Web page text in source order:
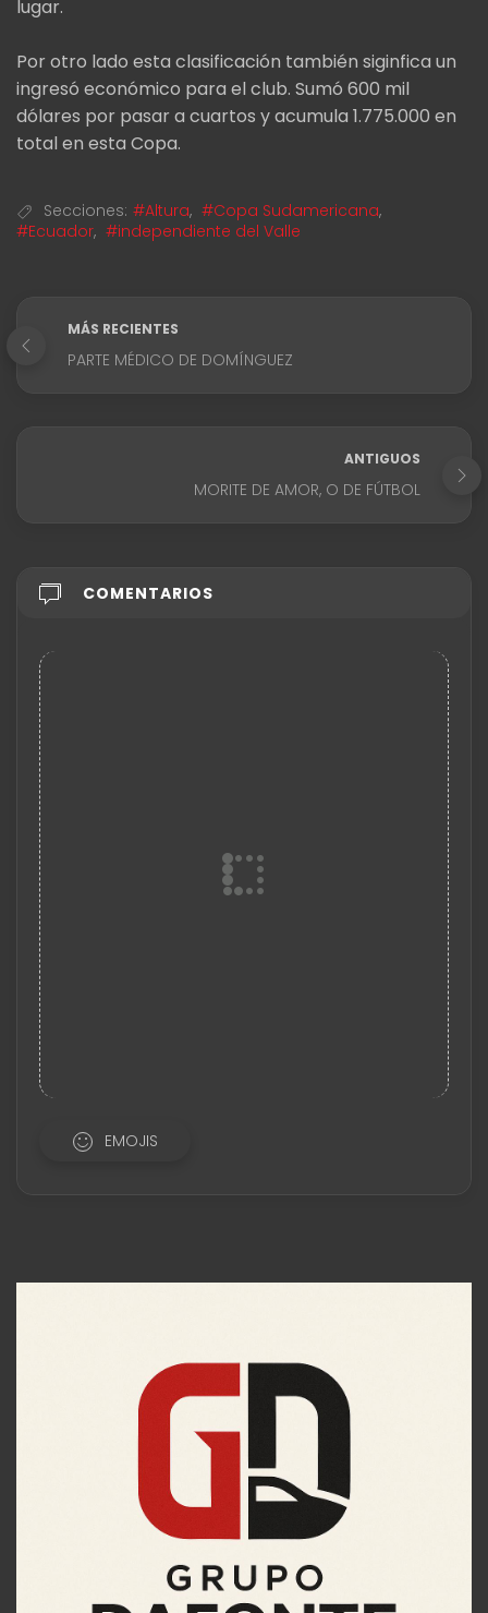
lugar.
Por otro lado esta clasificación también siginfica un
ingresó económico para el club. Sumó 600 mil
dólares por pasar a cuartos y acumula 1.775.000 en
total en esta Copa.
Secciones: #Altura, #Copa Sudamericana,
#Ecuador, #independiente del Valle
MÁS RECIENTES
PARTE MÉDICO DE DOMÍNGUEZ
ANTIGUOS
MORITE DE AMOR, O DE FÚTBOL
COMENTARIOS
EMOJIS